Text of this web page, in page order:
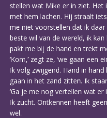
stellen wat Mike er in ziet.
met hem lachen. Hij straalt
me niet voorstellen dat ik
beste wil van de wereld, ik
pakt me bij de hand en trekt
‘Kom,’ zegt ze, ‘we gaan een
Ik volg zwijgend. Hand in
gaan in het zand zitten. Ik
‘Ga je me nog vertellen wat er
Ik zucht. Ontkennen heeft
wel.